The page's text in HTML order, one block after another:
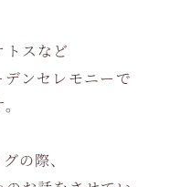
スなど
ンセレモニーで
の際、